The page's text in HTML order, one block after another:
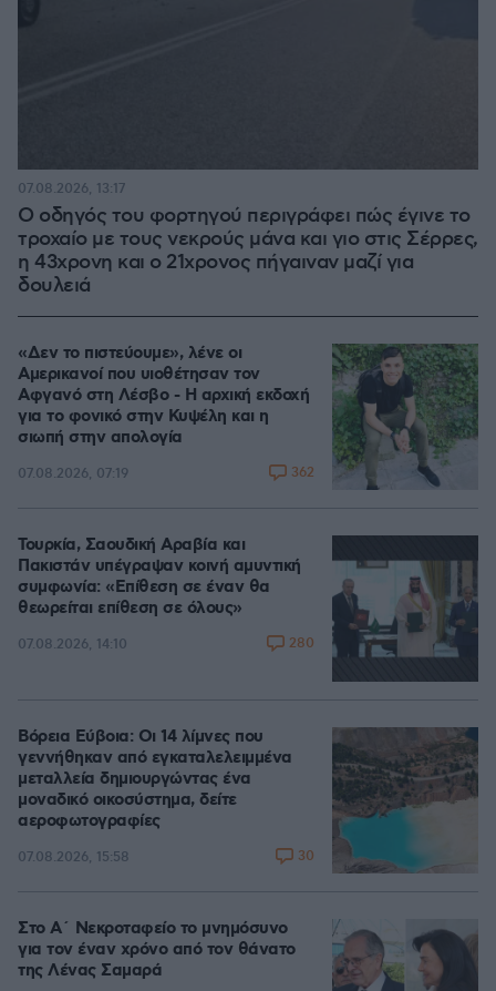
Ο οδηγός του φορτηγού περιγράφει πώς έγινε το
τροχαίο με τους νεκρούς μάνα και γιο στις Σέρρες,
η 43χρονη και ο 21χρονος πήγαιναν μαζί για
δουλειά
07.08.2026, 13:17
«Δεν το πιστεύουμε», λένε οι
Αμερικανοί που υιοθέτησαν τον
Αφγανό στη Λέσβο - Η αρχική εκδοχή
για το φονικό στην Κυψέλη και η
σιωπή στην απολογία
07.08.2026, 07:19 362
Τουρκία, Σαουδική Αραβία και
Πακιστάν υπέγραψαν κοινή αμυντική
συμφωνία: «Επίθεση σε έναν θα
θεωρείται επίθεση σε όλους»
07.08.2026, 14:10 280
Βόρεια Εύβοια: Οι 14 λίμνες που
γεννήθηκαν από εγκαταλελειμμένα
μεταλλεία δημιουργώντας ένα
μοναδικό οικοσύστημα, δείτε
αεροφωτογραφίες
07.08.2026, 15:58 30
Στο Α΄ Νεκροταφείο το μνημόσυνο
για τον έναν χρόνο από τον θάνατο
της Λένας Σαμαρά